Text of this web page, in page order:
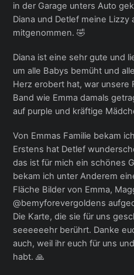
in der Garage unters Auto
Diana und Detlef meine Lizzy
mitgenommen. 🤣
Diana ist eine sehr gute und
um alle Babys bemüht und
Herz erobert hat, war unsere
Band wie Emma damals
auf purple und kräftige
Von Emmas Familie bekam
Erstens hat Detlef
das ist für mich ein schönes
bekam ich unter Anderem
Fläche Bilder von Emma,
@bemyforevergoldens
Die Karte, die sie für uns
seeeeeehr berührt. Danke
auch, weil ihr euch für uns
habt. 🙏